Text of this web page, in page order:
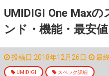
UMIDIGI One Max
ンド・機能・最安
投稿日:2018年12月26日 最
UMIDIGI スペック詳細